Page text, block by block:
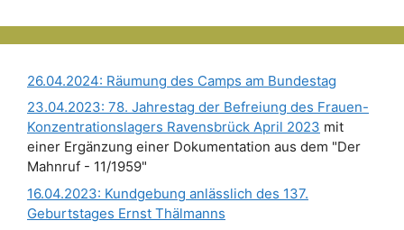
26.04.2024: Räumung des Camps am Bundestag
23.04.2023: 78. Jahrestag der Befreiung des Frauen-
Konzentrationslagers Ravensbrück April 2023 mit
einer Ergänzung einer Dokumentation aus dem "Der
Mahnruf - 11/1959"
16.04.2023: Kundgebung anlässlich des 137.
Geburtstages Ernst Thälmanns